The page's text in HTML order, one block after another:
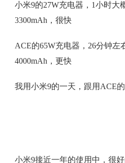
小米9的27W充电器，1小时大
3300mAh，很快
ACE的65W充电器，26分钟左
4000mAh，更快
我用小米9的一天，跟用ACE
小米9接近一年的使用中，很